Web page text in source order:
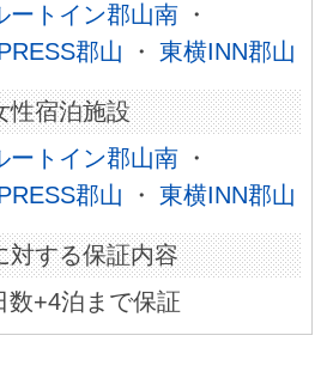
ートイン郡山南 ・
郡山
・ 東横INN郡山
ートイン郡山南 ・
郡山
・ 東横INN郡山
数+4泊まで保証